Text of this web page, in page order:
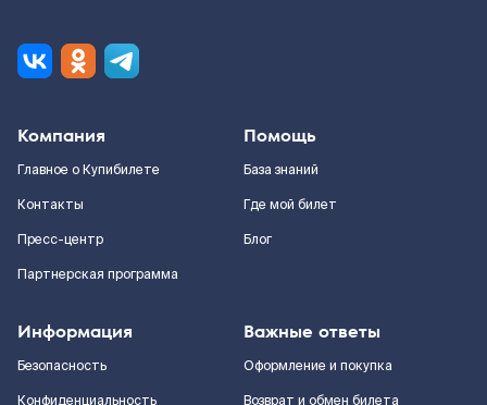
Компания
Главное о Купибилете
Контакты
Пресс-центр
Партнерская программа
Помощь
База знаний
Где мой билет
Блог
Информация
Безопасность
Конфиденциальность
Важные ответы
Оформление и покупка
Возврат и обмен билета